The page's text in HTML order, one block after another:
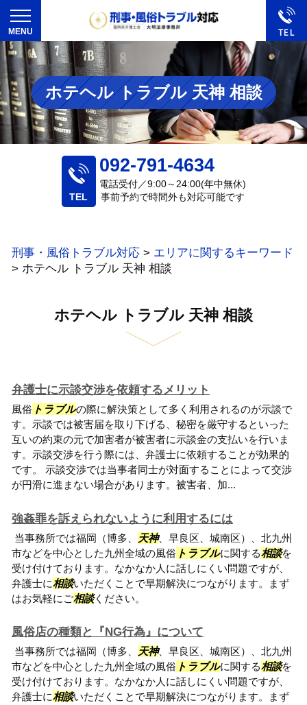
ホテヘル トラブル 天神 相談
092-791-4634
電話受付／9:00～24:00(年中無休)
事前予約で時間外も対応可能です
刑事・風俗トラブル対応 > エリアに関するキーワード
> ホテヘル トラブル 天神 相談
ホテヘル トラブル 天神 相談
弁護士に示談交渉を依頼するメリット
風俗 トラブルの際に解決策として多く利用されるのが示談で
す。示談では被害届を取り下げる、秘密を厳守するといった
互いの約束の元で加害者が被害者に示談金の支払いを行いま
す。示談交渉を行う際には、弁護士に依頼することが効果的
です。 示談交渉では当事者同士が対面することによって交渉
が円滑に進まない場合があります。被害者、加...
強姦罪を訴えられないように利用するには
当事務所では福岡（博多、 天神、早良区、城南区）、北九州
市などを中心とした九州全域の風俗 トラブルに関する相談を
受け付けております。なかなか人に話しにくい問題ですが、
弁護士に相談いただくことで早期解決につながります。まず
はお気軽にご相談ください。
風俗店の種類と『NG行為』について
当事務所では福岡（博多、 天神、早良区、城南区）、北九州
市などを中心とした九州全域の風俗 トラブルに関する相談を
受け付けております。なかなか人に話しにくい問題ですが、
弁護士に相談いただくことで早期解決につながります。まず